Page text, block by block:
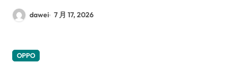
dawei 7 月 17, 2026
OPPO